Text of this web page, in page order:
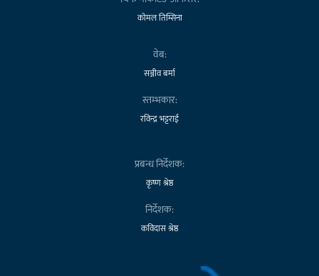
कोमल तिम्सिना
वेब:
सञ्जीव बर्मा
स्तम्भकार:
रविन्द्र भट्टराई
प्रबन्ध निर्देशक:
कृष्ण श्रेष्ठ
निर्देशक:
कविदास श्रेष्ठ